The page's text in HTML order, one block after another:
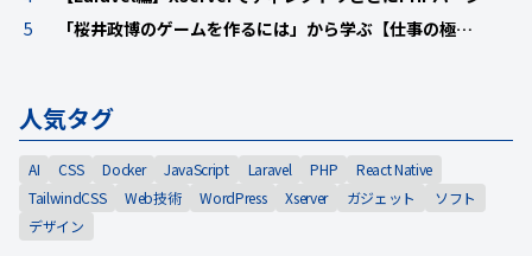
5
「桜井政博のゲームを作るには」から学ぶ【仕事の極…
人気タグ
AI CSS Docker JavaScript Laravel PHP
React Native
TailwindCSS
Web技術 WordPress Xserver ガジェット
ソフト
デザイン